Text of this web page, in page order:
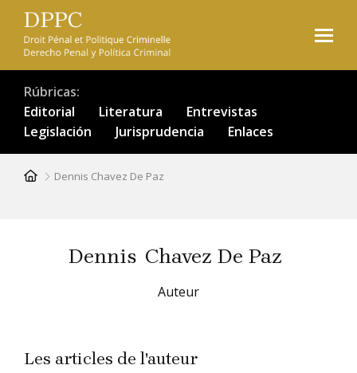
Pasar
contenido
principal
Rúbricas
Editorial
Literatura
Entrevistas
Legislación
Jurisprudencia Enlaces
Ruta
de
Dennis Chavez De Paz
Dennis Chavez De Paz
Auteur
Les articles de l'auteur